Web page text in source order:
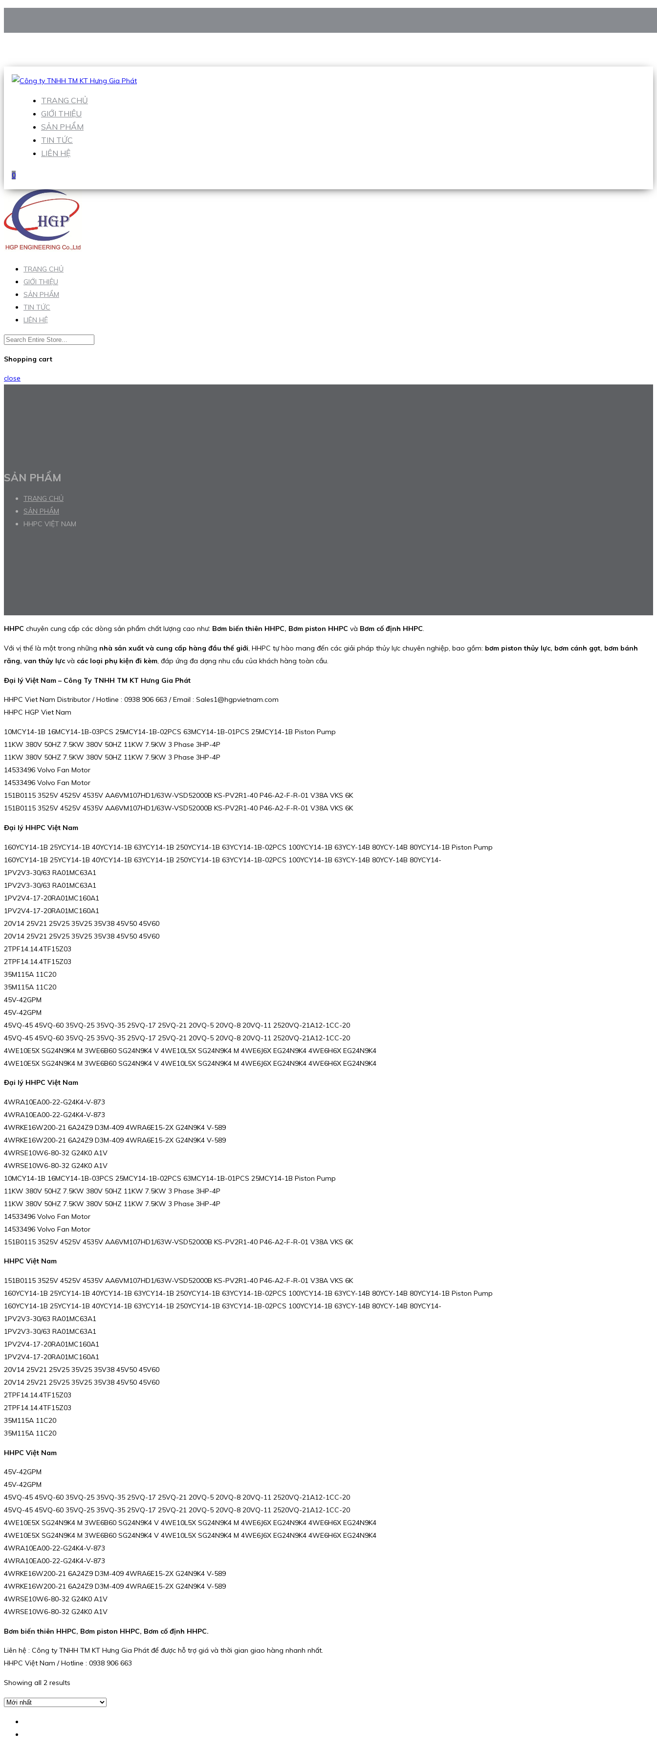
Hotline:0938 906 663
TRANG CHỦ
GIỚI THIỆU
SẢN PHẨM
TIN TỨC
LIÊN HỆ
0
TRANG CHỦ
GIỚI THIỆU
SẢN PHẨM
TIN TỨC
LIÊN HỆ
Shopping cart
close
SẢN PHẨM
TRANG CHỦ
SẢN PHẨM
HHPC VIỆT NAM
HHPC chuyên cung cấp các dòng sản phẩm chất lượng cao như: Bơm biến thiên HHPC, Bơm piston HHPC và Bơm cố định HHPC.
Với vị thế là một trong những nhà sản xuất và cung cấp hàng đầu thế giới, HHPC tự hào mang đến các giải pháp thủy lực chuyên nghiệp, bao gồm: bơm piston thủy lực, bơm cánh gạt, bơm bánh
răng, van thủy lực và các loại phụ kiện đi kèm, đáp ứng đa dạng nhu cầu của khách hàng toàn cầu.
Đại lý Việt Nam – Công Ty TNHH TM KT Hưng Gia Phát
HHPC Viet Nam Distributor / Hotline : 0938 906 663 / Email : Sales1@hgpvietnam.com
HHPC HGP Viet Nam
10MCY14-1B 16MCY14-1B-03PCS 25MCY14-1B-02PCS 63MCY14-1B-01PCS 25MCY14-1B Piston Pump
11KW 380V 50HZ 7.5KW 380V 50HZ 11KW 7.5KW 3 Phase 3HP-4P
11KW 380V 50HZ 7.5KW 380V 50HZ 11KW 7.5KW 3 Phase 3HP-4P
14533496 Volvo Fan Motor
14533496 Volvo Fan Motor
151B0115 3525V 4525V 4535V AA6VM107HD1/63W-VSD52000B KS-PV2R1-40 P46-A2-F-R-01 V38A VKS 6K
151B0115 3525V 4525V 4535V AA6VM107HD1/63W-VSD52000B KS-PV2R1-40 P46-A2-F-R-01 V38A VKS 6K
Đại lý HHPC Việt Nam
160YCY14-1B 25YCY14-1B 40YCY14-1B 63YCY14-1B 250YCY14-1B 63YCY14-1B-02PCS 100YCY14-1B 63YCY-14B 80YCY-14B 80YCY14-1B Piston Pump
160YCY14-1B 25YCY14-1B 40YCY14-1B 63YCY14-1B 250YCY14-1B 63YCY14-1B-02PCS 100YCY14-1B 63YCY-14B 80YCY-14B 80YCY14-
1PV2V3-30/63 RA01MC63A1
1PV2V3-30/63 RA01MC63A1
1PV2V4-17-20RA01MC160A1
1PV2V4-17-20RA01MC160A1
20V14 25V21 25V25 35V25 35V38 45V50 45V60
20V14 25V21 25V25 35V25 35V38 45V50 45V60
2TPF14.14.4TF15Z03
2TPF14.14.4TF15Z03
35M115A 11C20
35M115A 11C20
45V-42GPM
45V-42GPM
45VQ-45 45VQ-60 35VQ-25 35VQ-35 25VQ-17 25VQ-21 20VQ-5 20VQ-8 20VQ-11 2520VQ-21A12-1CC-20
45VQ-45 45VQ-60 35VQ-25 35VQ-35 25VQ-17 25VQ-21 20VQ-5 20VQ-8 20VQ-11 2520VQ-21A12-1CC-20
4WE10E5X SG24N9K4 M 3WE6B60 SG24N9K4 V 4WE10L5X SG24N9K4 M 4WE6J6X EG24N9K4 4WE6H6X EG24N9K4
4WE10E5X SG24N9K4 M 3WE6B60 SG24N9K4 V 4WE10L5X SG24N9K4 M 4WE6J6X EG24N9K4 4WE6H6X EG24N9K4
Đại lý HHPC Việt Nam
4WRA10EA00-22-G24K4-V-873
4WRA10EA00-22-G24K4-V-873
4WRKE16W200-21 6A24Z9 D3M-409 4WRA6E15-2X G24N9K4 V-589
4WRKE16W200-21 6A24Z9 D3M-409 4WRA6E15-2X G24N9K4 V-589
4WRSE10W6-80-32 G24K0 A1V
4WRSE10W6-80-32 G24K0 A1V
10MCY14-1B 16MCY14-1B-03PCS 25MCY14-1B-02PCS 63MCY14-1B-01PCS 25MCY14-1B Piston Pump
11KW 380V 50HZ 7.5KW 380V 50HZ 11KW 7.5KW 3 Phase 3HP-4P
11KW 380V 50HZ 7.5KW 380V 50HZ 11KW 7.5KW 3 Phase 3HP-4P
14533496 Volvo Fan Motor
14533496 Volvo Fan Motor
151B0115 3525V 4525V 4535V AA6VM107HD1/63W-VSD52000B KS-PV2R1-40 P46-A2-F-R-01 V38A VKS 6K
HHPC Việt Nam
151B0115 3525V 4525V 4535V AA6VM107HD1/63W-VSD52000B KS-PV2R1-40 P46-A2-F-R-01 V38A VKS 6K
160YCY14-1B 25YCY14-1B 40YCY14-1B 63YCY14-1B 250YCY14-1B 63YCY14-1B-02PCS 100YCY14-1B 63YCY-14B 80YCY-14B 80YCY14-1B Piston Pump
160YCY14-1B 25YCY14-1B 40YCY14-1B 63YCY14-1B 250YCY14-1B 63YCY14-1B-02PCS 100YCY14-1B 63YCY-14B 80YCY-14B 80YCY14-
1PV2V3-30/63 RA01MC63A1
1PV2V3-30/63 RA01MC63A1
1PV2V4-17-20RA01MC160A1
1PV2V4-17-20RA01MC160A1
20V14 25V21 25V25 35V25 35V38 45V50 45V60
20V14 25V21 25V25 35V25 35V38 45V50 45V60
2TPF14.14.4TF15Z03
2TPF14.14.4TF15Z03
35M115A 11C20
35M115A 11C20
HHPC Việt Nam
45V-42GPM
45V-42GPM
45VQ-45 45VQ-60 35VQ-25 35VQ-35 25VQ-17 25VQ-21 20VQ-5 20VQ-8 20VQ-11 2520VQ-21A12-1CC-20
45VQ-45 45VQ-60 35VQ-25 35VQ-35 25VQ-17 25VQ-21 20VQ-5 20VQ-8 20VQ-11 2520VQ-21A12-1CC-20
4WE10E5X SG24N9K4 M 3WE6B60 SG24N9K4 V 4WE10L5X SG24N9K4 M 4WE6J6X EG24N9K4 4WE6H6X EG24N9K4
4WE10E5X SG24N9K4 M 3WE6B60 SG24N9K4 V 4WE10L5X SG24N9K4 M 4WE6J6X EG24N9K4 4WE6H6X EG24N9K4
4WRA10EA00-22-G24K4-V-873
4WRA10EA00-22-G24K4-V-873
4WRKE16W200-21 6A24Z9 D3M-409 4WRA6E15-2X G24N9K4 V-589
4WRKE16W200-21 6A24Z9 D3M-409 4WRA6E15-2X G24N9K4 V-589
4WRSE10W6-80-32 G24K0 A1V
4WRSE10W6-80-32 G24K0 A1V
Bơm biến thiên HHPC, Bơm piston HHPC, Bơm cố định HHPC.
Liên hệ : Công ty TNHH TM KT Hưng Gia Phát để được hỗ trợ giá và thời gian giao hàng nhanh nhất.
HHPC Việt Nam / Hotline : 0938 906 663
Showing all 2 results